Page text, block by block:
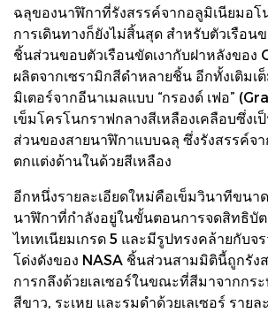
ฉลุของนาฬิกาที่รังสรรค์จากอลูมิเนียมอ
การเดินทางก็ยังไม่สิ้นสุด สำหรับตัวเรือน
ชิ้นส่วนขอบตัวเรือนขัดเงากับฝาหลังของ
ผลิตจากเซรามิกสีดำหลายชิ้น อีกทั้งเติมเ
มิเตอร์จากอีนาเมลแบบ “กรองด์ เฟอ”
เข็มโครโนกราฟกลางสีเหลืองเคลือบซึ่งเ
ส่วนของสายนาฬิกาแบบฉลุ ซึ่งรังสรรค์จ
ตกแต่งด้านในด้วยสีเหลือง
อีกหนึ่งรายละเอียดใหม่คือเข็มวินาทีขนา
นาฬิกาที่กำลังอยู่ในขั้นตอนการจดสิทธิบั
ไทเทเนียมเกรด 5 และมีรูปทรงคล้ายกับจ
โด่งดังของ NASA ชิ้นส่วนสามมิตินี้ถูกรัง
การกลึงด้วยเลเซอร์ในขณะที่สีมาจากกร
สีขาว, ระเหย และรมดำด้วยเลเซอร์ รายล